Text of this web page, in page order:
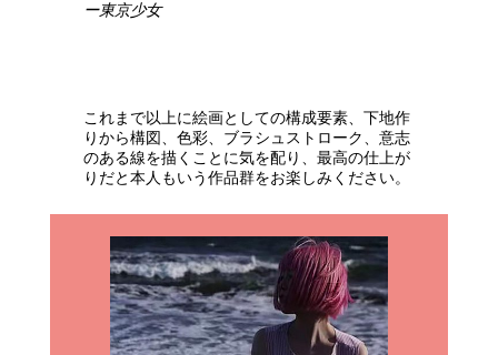
ー東京少女
これまで以上に絵画としての構成要素、下地作
りから構図、色彩、ブラシュストローク、意志
のある線を描くことに気を配り、最高の仕上が
りだと本人もいう作品群をお楽しみください。